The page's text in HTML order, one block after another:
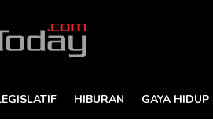
HIBURAN GAYA HIDUP